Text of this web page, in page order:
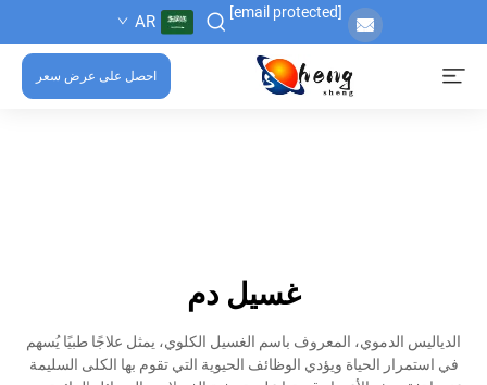
[email protected]
AR
احصل على عرض سعر
غسيل دم
الدياليس الدموي، المعروف باسم الغسيل الكلوي، يمثل علاجًا طبيًا يُسهم
في استمرار الحياة ويؤدي الوظائف الحيوية التي تقوم بها الكلى السليمة